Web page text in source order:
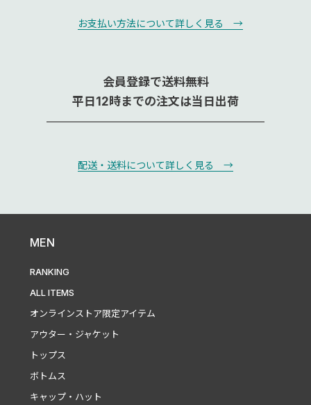
お支払い方法について詳しく見る →
会員登録で送料無料
平日12時までの注文は当日出荷
配送・送料について詳しく見る →
MEN
RANKING
ALL ITEMS
オンラインストア限定アイテム
アウター・ジャケット
トップス
ボトムス
キャップ・ハット